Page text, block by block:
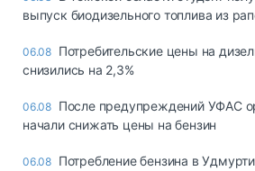
выпуск биодизельного топлива из
06.08 Потребительские цены на
снизились на 2,3%
06.08 После предупреждений УФАС
начали снижать цены на бензин
06.08 Потребление бензина в